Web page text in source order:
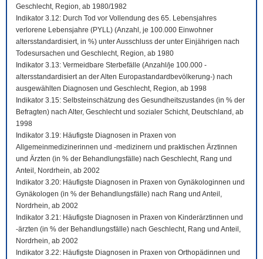
Geschlecht, Region, ab 1980/1982
Indikator 3.12: Durch Tod vor Vollendung des 65. Lebensjahres
verlorene Lebensjahre (PYLL) (Anzahl, je 100.000 Einwohner
altersstandardisiert, in %) unter Ausschluss der unter Einjährigen nach
Todesursachen und Geschlecht, Region, ab 1980
Indikator 3.13: Vermeidbare Sterbefälle (Anzahl/je 100.000 -
altersstandardisiert an der Alten Europastandardbevölkerung-) nach
ausgewählten Diagnosen und Geschlecht, Region, ab 1998
Indikator 3.15: Selbsteinschätzung des Gesundheitszustandes (in % der
Befragten) nach Alter, Geschlecht und sozialer Schicht, Deutschland, ab
1998
Indikator 3.19: Häufigste Diagnosen in Praxen von
Allgemeinmedizinerinnen und -medizinern und praktischen Ärztinnen
und Ärzten (in % der Behandlungsfälle) nach Geschlecht, Rang und
Anteil, Nordrhein, ab 2002
Indikator 3.20: Häufigste Diagnosen in Praxen von Gynäkologinnen und
Gynäkologen (in % der Behandlungsfälle) nach Rang und Anteil,
Nordrhein, ab 2002
Indikator 3.21: Häufigste Diagnosen in Praxen von Kinderärztinnen und
-ärzten (in % der Behandlungsfälle) nach Geschlecht, Rang und Anteil,
Nordrhein, ab 2002
Indikator 3.22: Häufigste Diagnosen in Praxen von Orthopädinnen und